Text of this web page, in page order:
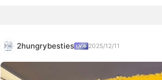
2hungrybesties 2025/12/11